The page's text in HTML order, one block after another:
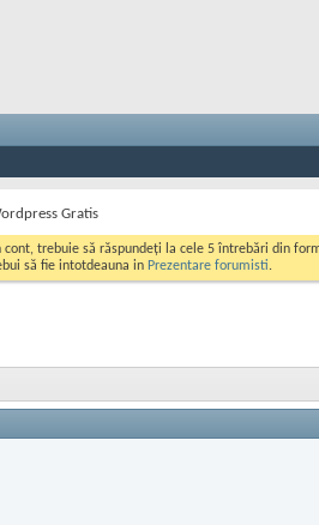
Gratis
cont, trebuie să răspundeți la cele 5 întrebări din
să fie intotdeauna in Prezentare forumisti.